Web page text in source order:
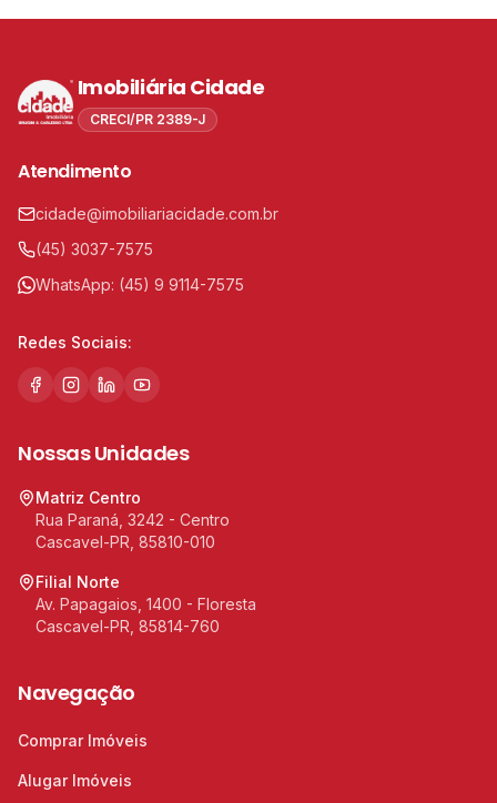
Imobiliária Cidade
CRECI/PR 2389-J
Atendimento
cidade@imobiliariacidade.com.br
(45) 3037-7575
WhatsApp: (45) 9 9114-7575
Redes Sociais:
Nossas Unidades
Matriz Centro
Rua Paraná, 3242 - Centro
Cascavel-PR, 85810-010
Filial Norte
Av. Papagaios, 1400 - Floresta
Cascavel-PR, 85814-760
Navegação
Comprar Imóveis
Alugar Imóveis